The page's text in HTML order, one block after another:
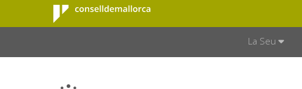
Salta al contingut principal
Consell de
Mallorca
La Seu